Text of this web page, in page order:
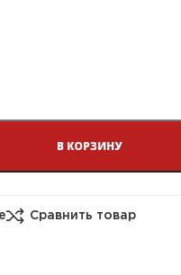
В КОРЗИНУ
Сравнить товар